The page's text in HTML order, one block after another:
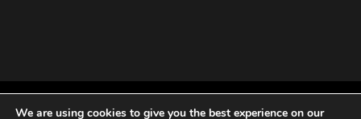
We are using cookies to give you the best experience on our